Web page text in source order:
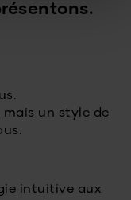
mais un style de
intuitive aux